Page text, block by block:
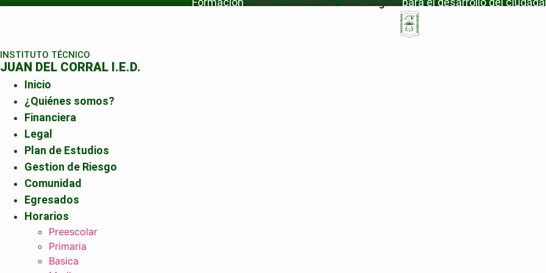
Ir
INSTITUTO TÉCNICO
JUAN DEL CORRAL I.E.D.
Inicio
¿Quiénes somos?
Financiera
Legal
Plan de Estudios
Gestion de Riesgo
Comunidad
Egresados
Horarios
Preescolar
Primaria
Basica